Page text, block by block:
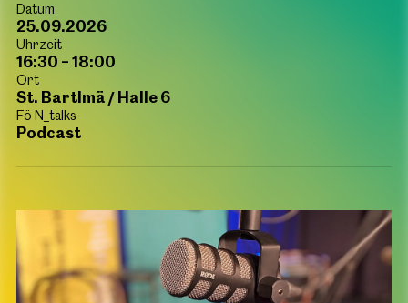
Datum
25.09.2026
Uhrzeit
16:30 – 18:00
Ort
St. Bartlmä / Halle 6
Fö N_talks
Podcast